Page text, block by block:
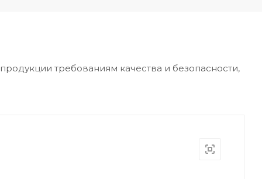
требованиям качества и безопасности,